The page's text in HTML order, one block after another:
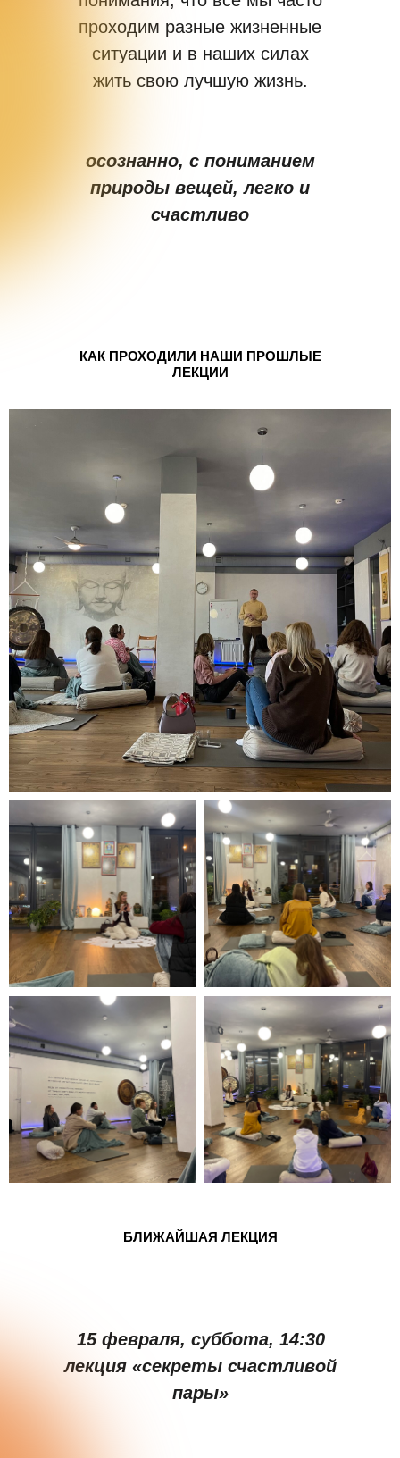
проходим разные жизненные
ситуации и в наших силах
жить свою лучшую жизнь.
осознанно, с пониманием
природы вещей, легко и
счастливо
КАК ПРОХОДИЛИ НАШИ ПРОШЛЫЕ
ЛЕКЦИИ
БЛИЖАЙШАЯ ЛЕКЦИЯ
15 февраля, суббота, 14:30
лекция «секреты счастливой
пары»